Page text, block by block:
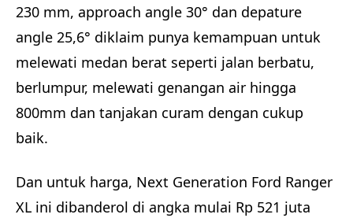
230 mm, approach angle 30° dan depature
angle 25,6° diklaim punya kemampuan untuk
melewati medan berat seperti jalan berbatu,
berlumpur, melewati genangan air hingga
800mm dan tanjakan curam dengan cukup
baik.
Dan untuk harga, Next Generation Ford Ranger
XL ini dibanderol di angka mulai Rp 521 juta